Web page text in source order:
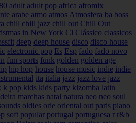
80 adult adult pop africa afromix
arabe atmo atmos Atmosfera ba boss
chill chill jazz chill out Chill Out
in New York Cl Clássico classicos
deep deep house disco disco house
electronic pop Es Esp fado fado novo
fun sports funk golden golden age
hip hop house house music indie indie
ita italia jazz jazz love jazz
k pop kids kids party kizomba latin
marchas natal natura neo neo soul
oldies orie oriental out paris piano
soft popular portugal portuguesa r r&b